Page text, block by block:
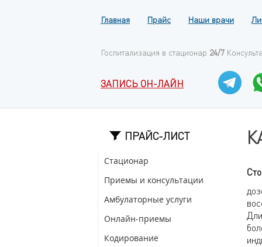
Главная Прайс Наши врачи
Госпитализация в стационар 24/7
ЗАПИСЬ ОН-ЛАЙН
ПРАЙС-ЛИСТ
Стационар
Приемы и консультации
Амбулаторные услуги
Онлайн-приемы
Кодирование